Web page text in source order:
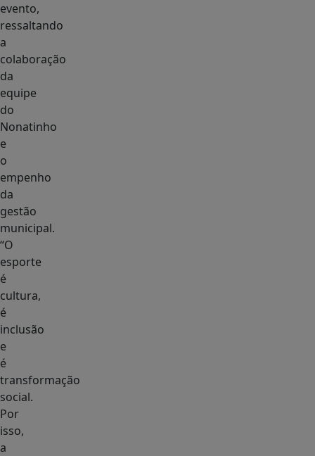
evento,
ressaltando
a
colaboração
da
equipe
do
Nonatinho
e
o
empenho
da
gestão
municipal.
“O
esporte
é
cultura,
é
inclusão
e
é
transformação
social.
Por
isso,
a